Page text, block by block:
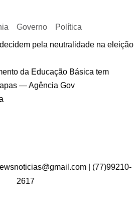
Governo Política
| (77)99210-
2617